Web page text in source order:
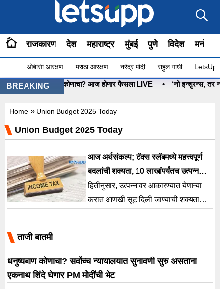
राजकारण देश महाराष्ट्र मुंबई पुणे विदेश
ओबीसी आरक्षण मराठा आरक्षण नरेंद्र मोदी राहुल गांधी
BREAKING
• धनुष्यबाण कोणाचा? आज होणार फैसला LIVE • ‘नो इन्शुरन्स, तर नो
Home » Union Budget 2025 Today
Union Budget 2025 Today
आज अर्थसंकल्प; टॅक्स स्लॅबमध्ये महत्त्वपूर्ण
बदलांची शक्यता, 10 लाखांपर्यंतच उत्पन्न
करमुक्त?
हितीनुसार, उत्पन्नावर आकारण्यात येणाऱ्या
करात आणखी सूट दिली जाण्याची शक्यता
ताजी बातमी
धनुष्यबाण कोणाचा? सर्वोच्च न्यायालयात सुनावणी सुरु असताना
एकनाथ शिंदे घेणार PM मोदींची भेट